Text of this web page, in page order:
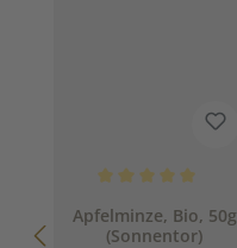
Apfelminze, Bio, 50g
(Sonnentor)